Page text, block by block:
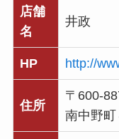
店舗
名
井政
HP http://
住所
〒600-
南中野町